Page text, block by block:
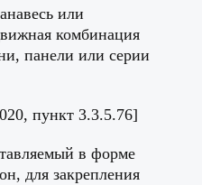
или
комбинация
панели или серии
пункт 3.3.5.76]
в форме
для закрепления